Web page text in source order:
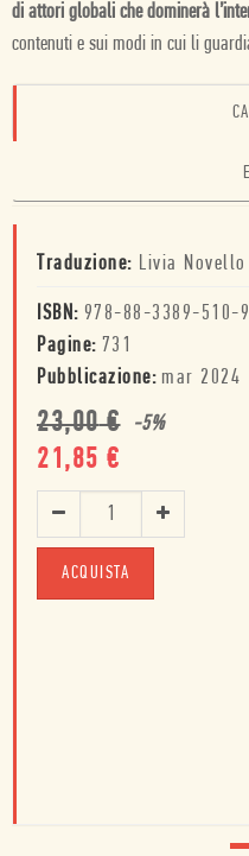
di attori globali che dominerà
contenuti e sui modi in cui li
Traduzione: Livia
ISBN: 978-88-3389-510-9
Pagine: 731
Pubblicazione: mar 2024
23,00€ -5%
21,85 €
ACQUISTA